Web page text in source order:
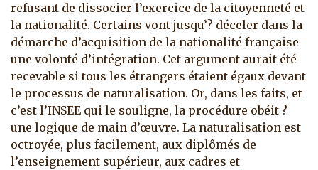
refusant de dissocier l’exercice de la citoyenneté et
la nationalité. Certains vont jusqu’? déceler dans la
démarche d’acquisition de la nationalité française
une volonté d’intégration. Cet argument aurait été
recevable si tous les étrangers étaient égaux devant
le processus de naturalisation. Or, dans les faits, et
c’est l’INSEE qui le souligne, la procédure obéit ?
une logique de main d’œuvre. La naturalisation est
octroyée, plus facilement, aux diplômés de
l’enseignement supérieur, aux cadres et